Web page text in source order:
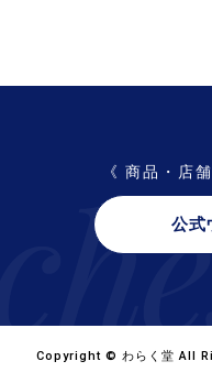
《 商品・店
公式
Copyright © わらく堂 All